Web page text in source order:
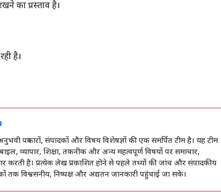
का प्रस्ताव है।
है।
पत्रकारों, संपादकों और विषय विशेषज्ञों की एक समर्पित टीम है। यह टीम
व्यापार, शिक्षा, तकनीक और अन्य महत्वपूर्ण विषयों पर समाचार,
करती है। प्रत्येक लेख प्रकाशित होने से पहले तथ्यों की जांच और संपादकीय
तक विश्वसनीय, निष्पक्ष और अद्यतन जानकारी पहुंचाई जा सके।